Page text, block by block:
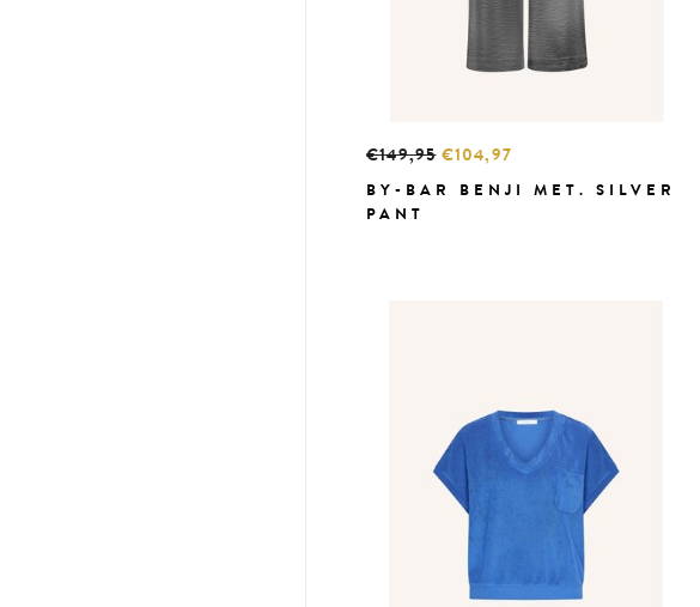
€149,95€104,97
BY-BAR BENJI MET. SILVER
PANT